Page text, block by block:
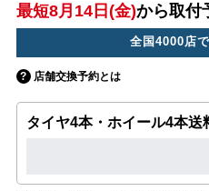
最短8月14日(金)から取付
全国4000店
店舗交換予約とは
タイヤ4本・ホイール4本送